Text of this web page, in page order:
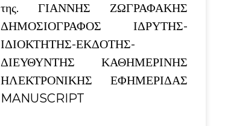
της. ΓΙΑΝΝΗΣ ΖΩΓΡΑΦΑΚΗΣ
ΔΗΜΟΣΙΟΓΡΑΦΟΣ ΙΔΡΥΤΗΣ-
ΙΔΙΟΚΤΗΤΗΣ-ΕΚΔΟΤΗΣ-
ΔΙΕΥΘΥΝΤΗΣ ΚΑΘΗΜΕΡΙΝΗΣ
ΗΛΕΚΤΡΟΝΙΚΗΣ ΕΦΗΜΕΡΙΔΑΣ
MANUSCRIPT